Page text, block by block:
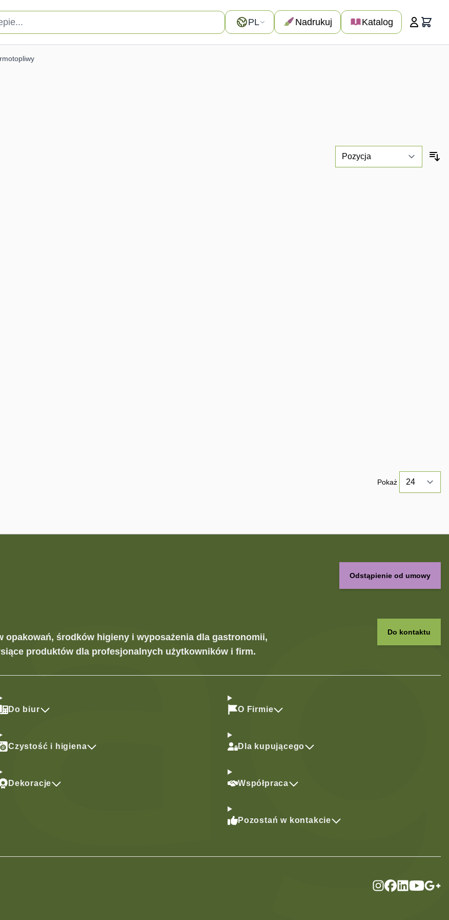
Język
PL Nadrukuj Katalog Koszyk
Pokaż
Odstąpienie od umowy
środków higieny i wyposażenia dla gastronomii,
produktów dla profesjonalnych użytkowników i firm.
Do kontaktu
Do biur
Czystość i higiena
Dekoracje
O Firmie
Dla kupującego
Współpraca
Pozostań w kontakcie